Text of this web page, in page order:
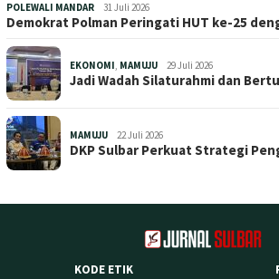
POLEWALI MANDAR 31 Juli 2026
Demokrat Polman Peringati HUT ke-25
EKONOMI, MAMUJU 29 Juli 2026
Jadi Wadah Silaturahmi dan
MAMUJU 22 Juli 2026
DKP Sulbar Perkuat Strategi
KODE ETIK